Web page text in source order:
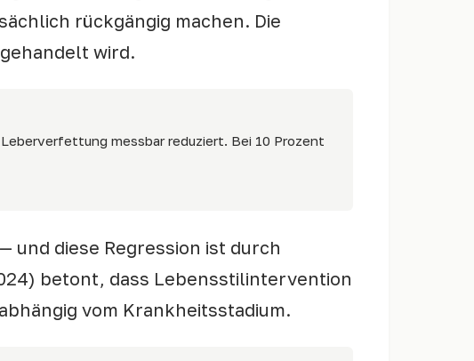
rückgängig machen. Die
wird.
messbar reduziert. Bei 10 Prozent
und diese Regression ist durch
betont, dass Lebensstilintervention
vom Krankheitsstadium.